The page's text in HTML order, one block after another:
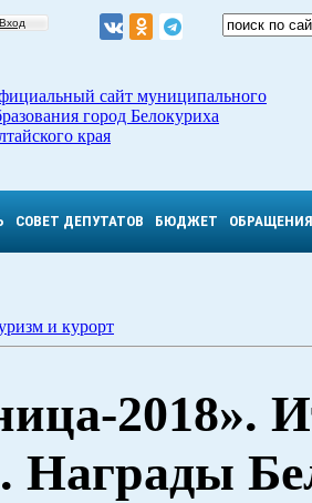
Вход
сайт муниципального
город Белокуриха
края
СОВЕТ ДЕПУТАТОВ БЮДЖЕТ ОБРАЩЕНИЯ
и курорт
2018».
Награды